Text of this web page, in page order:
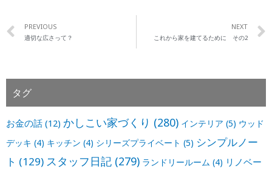
PREVIOUS
適切な広さって？
NEXT
これから家を建てるために その2
タグ
お金の話 (12) かしこい家づくり (280) インテリア (5) ウッド
デッキ (4) キッチン (4) シリーズプライベート (5) シンプルノー
ト (129) スタッフ日記 (279) ランドリールーム (4) リノベー